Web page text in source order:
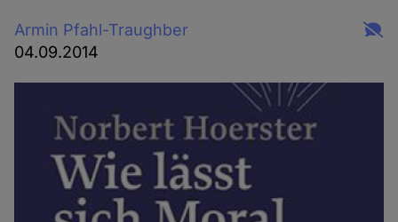
Armin Pfahl-Traughber
04.09.2014